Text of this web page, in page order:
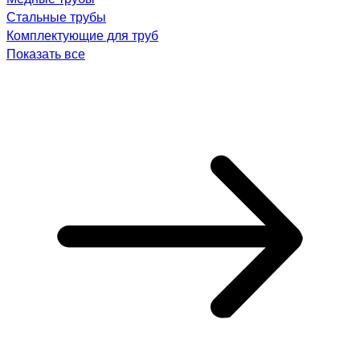
Стальные трубы
Комплектующие для труб
Показать все